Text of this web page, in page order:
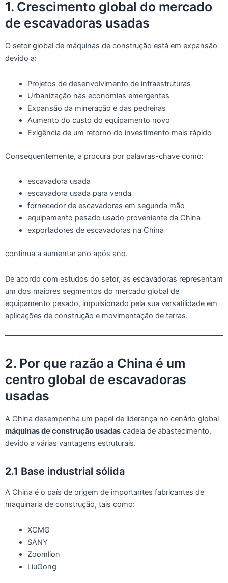
1. Crescimento global do mercado
de escavadoras usadas
O setor global de máquinas de construção está em expansão
devido a:
Projetos de desenvolvimento de infraestruturas
Urbanização nas economias emergentes
Expansão da mineração e das pedreiras
Aumento do custo do equipamento novo
Exigência de um retorno do investimento mais rápido
Consequentemente, a procura por palavras-chave como:
escavadora usada
escavadora usada para venda
fornecedor de escavadoras em segunda mão
equipamento pesado usado proveniente da China
exportadores de escavadoras na China
continua a aumentar ano após ano.
De acordo com estudos do setor, as escavadoras representam
um dos maiores segmentos do mercado global de
equipamento pesado, impulsionado pela sua versatilidade em
aplicações de construção e movimentação de terras.
2. Por que razão a China é um
centro global de escavadoras
usadas
A China desempenha um papel de liderança no cenário global
máquinas de construção usadas cadeia de abastecimento,
devido a várias vantagens estruturais.
2.1 Base industrial sólida
A China é o país de origem de importantes fabricantes de
maquinaria de construção, tais como:
XCMG
SANY
Zoomlion
LiuGong